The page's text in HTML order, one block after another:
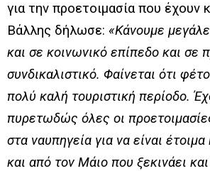
για την προετοιμασία που έχουν
Βάλλης δήλωσε: «Κάνουμε
και σε κοινωνικό επίπεδο και σε
συνδικαλιστικό. Φαίνεται ότι
πολύ καλή τουριστική περίοδο.
πυρετωδώς όλες οι
στα ναυπηγεία για να είναι
και από τον Μάιο που ξεκινάει